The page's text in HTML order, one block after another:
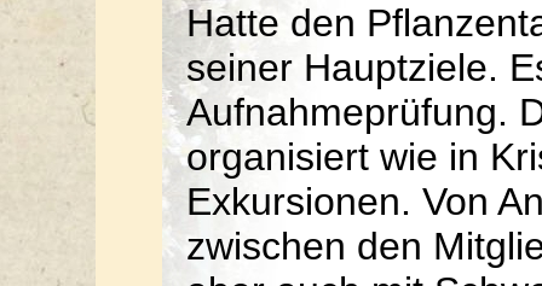
Hatte den
seiner Hauptziele.
Aufnahmeprüfung.
organisiert wie in
Exkursionen. Von
zwischen den